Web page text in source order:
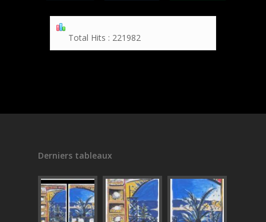
Total Hits : 221982
Derniers tableaux